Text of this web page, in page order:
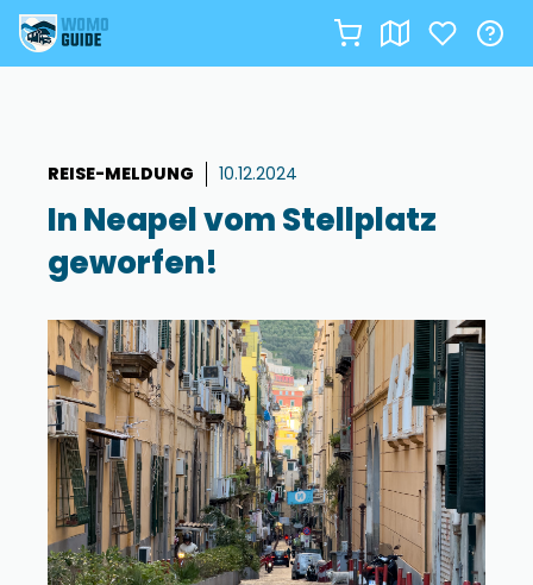
REISE-MELDUNG 10.12.2024
In Neapel vom Stellplatz
geworfen!